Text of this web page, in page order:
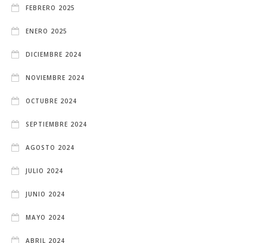
FEBRERO 2025
ENERO 2025
DICIEMBRE 2024
NOVIEMBRE 2024
OCTUBRE 2024
SEPTIEMBRE 2024
AGOSTO 2024
JULIO 2024
JUNIO 2024
MAYO 2024
ABRIL 2024